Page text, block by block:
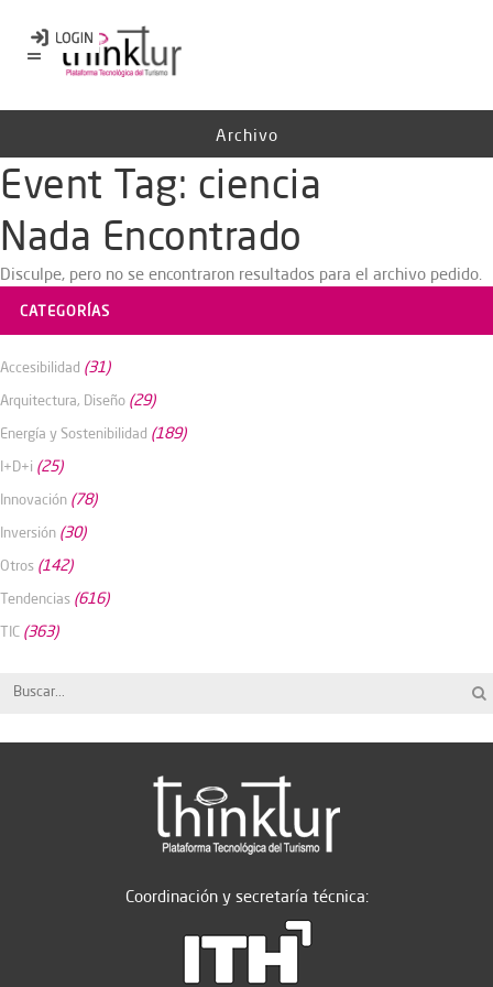
Archivo
Event Tag: ciencia
Nada Encontrado
Disculpe, pero no se encontraron resultados para el archivo pedido.
CATEGORÍAS
Accesibilidad (31)
Arquitectura, Diseño (29)
Energía y Sostenibilidad (189)
I+D+i (25)
Innovación (78)
Inversión (30)
Otros (142)
Tendencias (616)
TIC (363)
Coordinación y secretaría técnica: